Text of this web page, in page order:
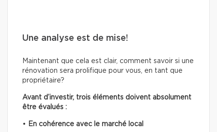
Une analyse est de mise!
Maintenant que cela est clair, comment savoir si une
rénovation sera prolifique pour vous, en tant que
propriétaire?
Avant d’investir, trois éléments doivent absolument
être évalués :
• En cohérence avec le marché local